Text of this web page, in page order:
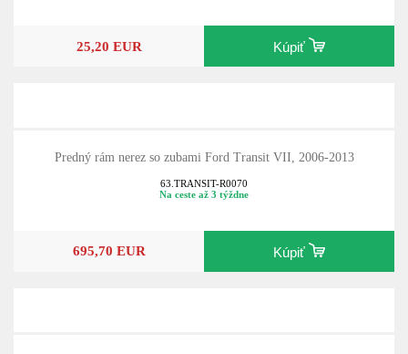
25,20 EUR Kúpiť
Predný rám nerez so zubami Ford Transit VII, 2006-2013
63.TRANSIT-R0070
Na ceste až 3 týždne
695,70 EUR Kúpiť